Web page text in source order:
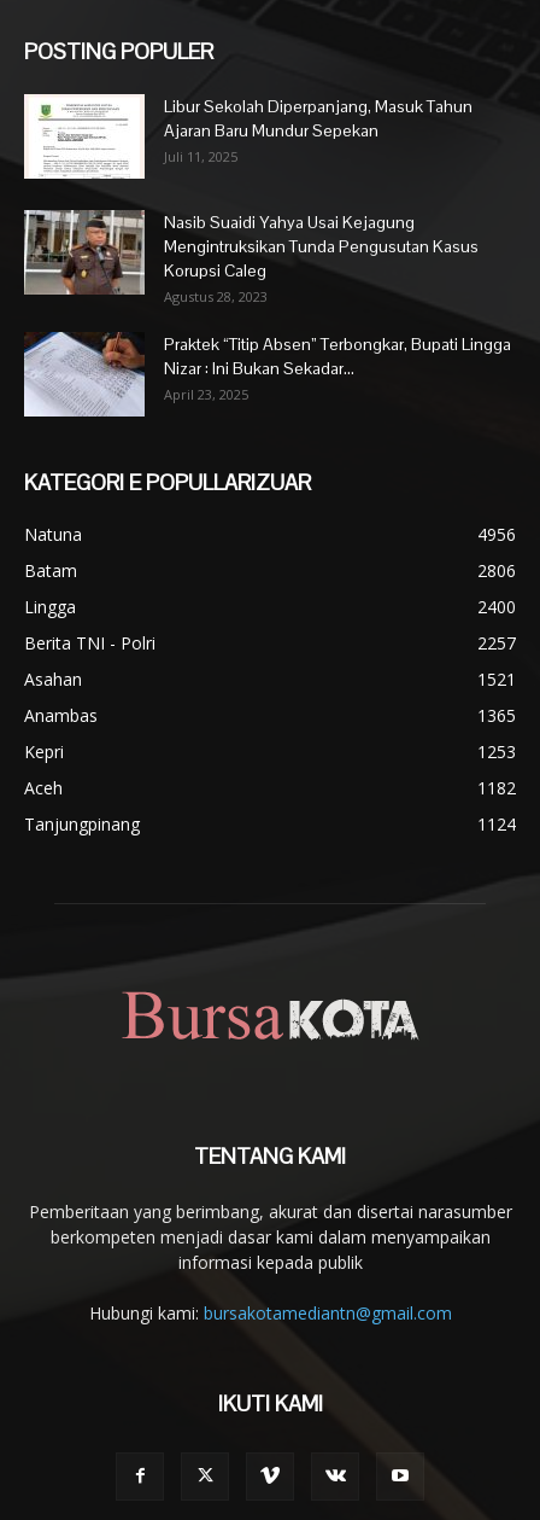
POSTING POPULER
Libur Sekolah Diperpanjang, Masuk Tahun
Ajaran Baru Mundur Sepekan
Juli 11, 2025
Nasib Suaidi Yahya Usai Kejagung
Mengintruksikan Tunda Pengusutan Kasus
Korupsi Caleg
Agustus 28, 2023
Praktek “Titip Absen” Terbongkar, Bupati Lingga
Nizar : Ini Bukan Sekadar...
April 23, 2025
KATEGORI E POPULLARIZUAR
Natuna
4956
Batam
2806
Lingga
2400
Berita TNI - Polri
2257
Asahan
1521
Anambas
1365
Kepri
1253
Aceh
1182
Tanjungpinang
1124
TENTANG KAMI
Pemberitaan yang berimbang, akurat dan disertai narasumber
berkompeten menjadi dasar kami dalam menyampaikan
informasi kepada publik
Hubungi kami: bursakotamediantn@gmail.com
IKUTI KAMI